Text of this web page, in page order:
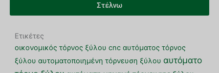
Στέλνω
Ετικέτες
οικονομικός τόρνος ξύλου cnc αυτόματος τόρνος
ξύλου αυτοματοποιημένη τόρνευση ξύλου αυτόματο